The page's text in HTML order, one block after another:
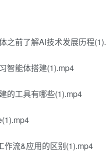
之前了解AI技术发展历程
智能体搭建(1).mp4
的工具有哪些(1).mp4
作流&应用的区别(1).mp4